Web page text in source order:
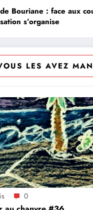
Bouriane : face aux
s’organise
LES AVEZ
0